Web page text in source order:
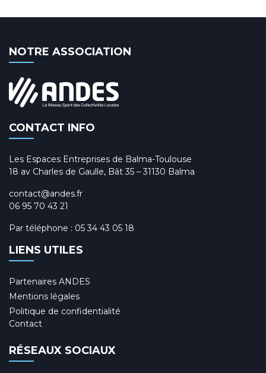
NOTRE ASSOCIATION
CONTACT INFO
Les Espaces Entreprises de Balma-Toulouse
18 av Charles de Gaulle, Bât 35 – 31130 Balma
contact@andes.fr
06 95 70 43 21
Par téléphone : 05 34 43 05 18
LIENS UTILES
Partenaires ANDES
Mentions légales
Politique de confidentialité
Contact
RÉSEAUX SOCIAUX